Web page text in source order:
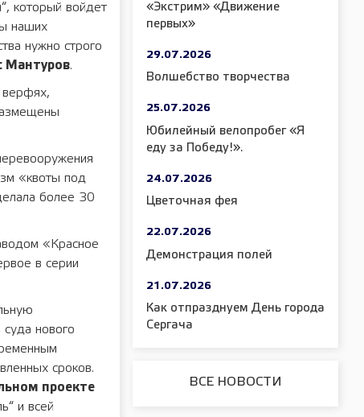
который войдет
наших
нужно строго
Мантуров.
верфях,
«квоты под
более 30
«Красное
в серии
суда нового
сроков.
проекте
и всей
«Экстрим» «Движение
первых»
29.07.2026
Волшебство творчества
25.07.2026
Юбилейный велопробег «Я
еду за Победу!».
24.07.2026
Цветочная фея
22.07.2026
Демонстрация полей
21.07.2026
Как отпразднуем День города
Сергача
ВСЕ НОВОСТИ